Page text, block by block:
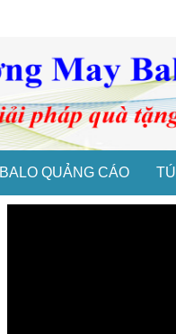
BALO QUẢNG CÁO